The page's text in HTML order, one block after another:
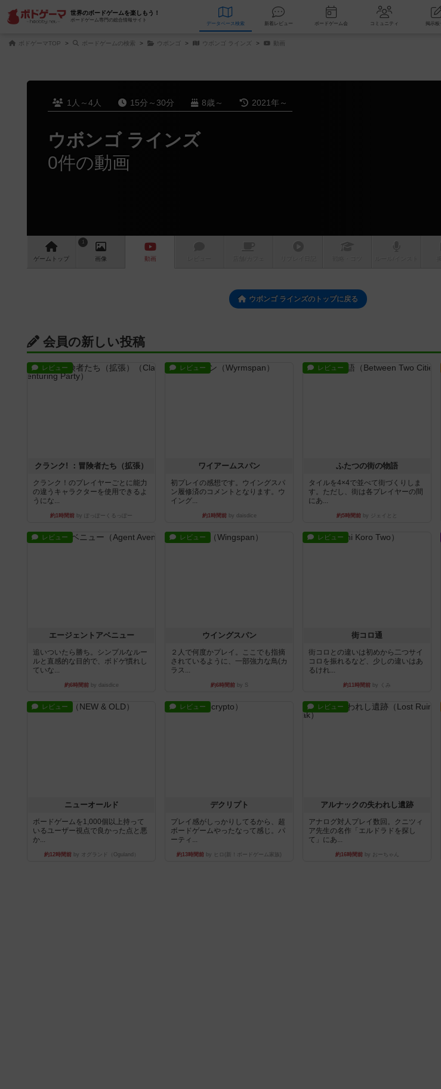
世界のボードゲームを楽しもう！
ボードゲーム専門の総合情報サイト
データベース 検索 新着レビュー ボードゲーム会 コミュニティ
ボドゲーマTOP ボードゲームの検索 ウボンゴ ウボンゴ ラインズ 動画
1人～4人 15分～30分 8歳～ 2021年～
ウボンゴ ラインズ
0件の動画
ゲーム トップ
1
画像 動画
ウボンゴ ラインズのトップに戻る
会員の新しい投稿
レビュー
クランク! ：冒険者たち（拡張）
クランク！のプレイヤーごとに能力
の違うキャラクターを使用できるよ
うにな...
約1時間前 by ぽっぽーくるっぽー
レビュー
ワイアームスパン
初プレイの感想です。ウイングスパ
ン履修済のコメントとなります。ウ
イング...
約1時間前by daisdice
レビュー
ふたつの街の物語
タイルを4×4で並べて街づくりしま
す。ただし、街は各プレイヤーの間
にあ...
約5時間前 by ジェイとと
レビュー
エージェントアベニュー
追いついたら勝ち。シンプルなルー
ルと直感的な目的で、ボドゲ慣れし
ていな...
約6時間前by daisdice
レビュー
ウイングスパン
２人で何度かプレイ。ここでも指摘
されているように、一部強力な鳥(カ
ラス...
約6時間前by S
レビュー
街コロ通
街コロとの違いは初めから二つサイ
コロを振れるなど、少しの違いはあ
るけれ...
約11時間前 by くみ
レビュー
ニューオールド
ボードゲームを1,000個以上持って
いるユーザー視点で良かった点と悪
か...
約12時間前by オグランド（Oguland）
レビュー
デクリプト
プレイ感がしっかりしてるから、超
ボードゲームやったなって感じ。パ
ーティ...
約13時間前 by ヒロ(新！ボードゲーム家族)
レビュー
アルナックの失われし遺跡
アナログ対人プレイ数回。クニツィ
ア先生の名作「エルドラドを探し
て」にあ...
約16時間前by おーちゃん